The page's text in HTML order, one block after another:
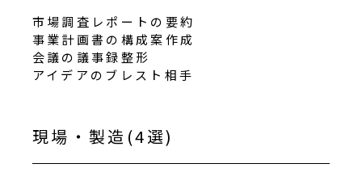
市場調査レポートの要約
事業計画書の構成案作成
会議の議事録整形
アイデアのブレスト相手
現場・製造(4選)